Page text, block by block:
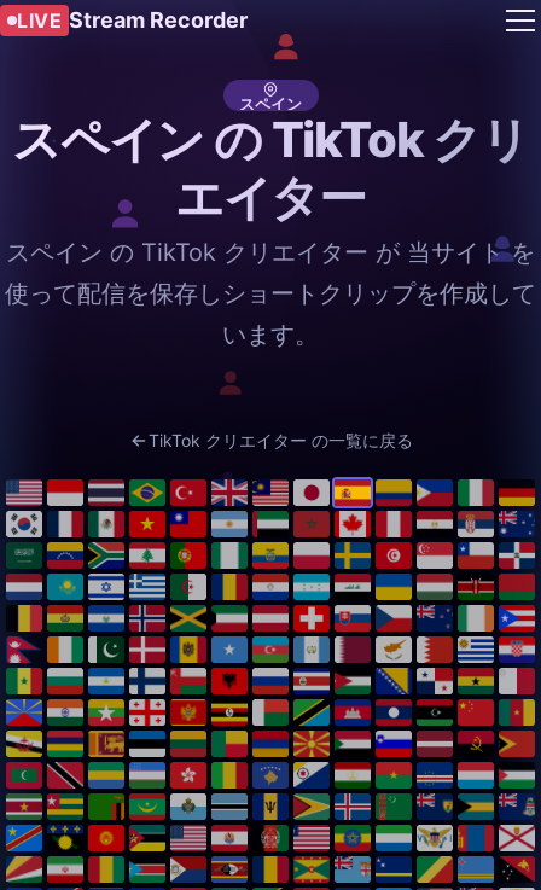
LIVE Stream Recorder
スペイン
スペイン の TikTok クリ
エイター
スペイン の TikTok クリエイター が 当サイト を
使って配信を保存しショートクリップを作成して
います。
TikTok クリエイター の一覧に戻る